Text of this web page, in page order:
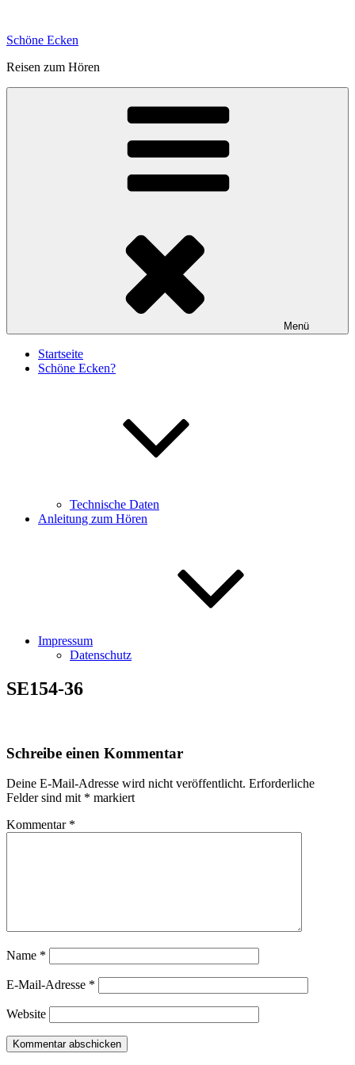
springen
Schöne Ecken
Reisen zum Hören
Menü
Startseite
Schöne Ecken?
Technische Daten
Anleitung zum Hören
Impressum
Datenschutz
SE154-36
Schreibe einen Kommentar
Deine E-Mail-Adresse wird nicht veröffentlicht. Erforderliche
Felder sind mit * markiert
Kommentar *
Name *
E-Mail-Adresse *
Website